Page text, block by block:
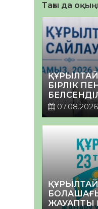
Тағы да
БІРЛІК
07.08.2026
ЖАУАПТЫ